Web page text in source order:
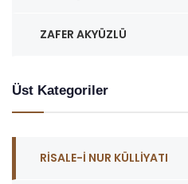
ZAFER AKYÜZLÜ
Üst Kategoriler
RISALE-I NUR KÜLLIYATI